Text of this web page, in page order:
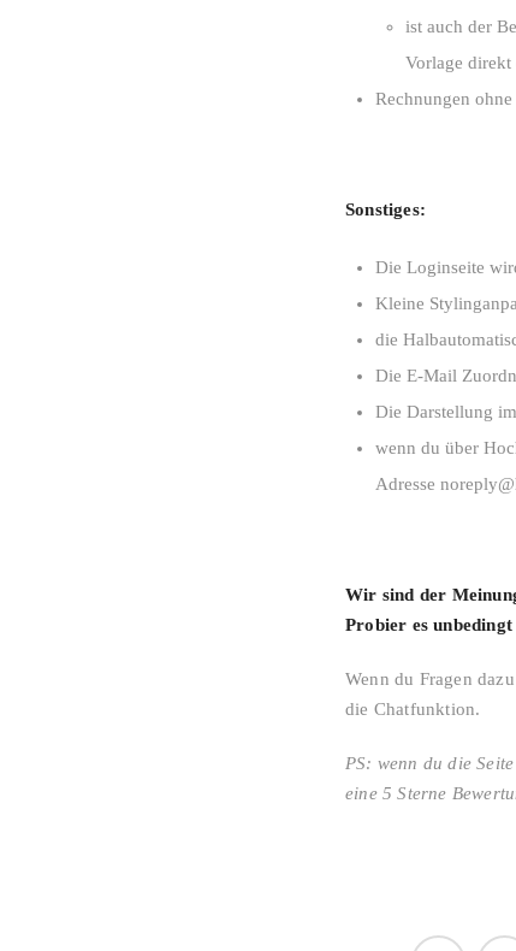
ist auch der
Vorlage direkt
Rechnungen
Sonstiges:
Die Loginseite
Kleine
die
Die E-Mail
Die Darstellung
wenn du über
Adresse
Wir sind der
Probier es unbedingt
Wenn du Fragen
die Chatfunktion.
PS: wenn du die Seite
eine 5 Sterne